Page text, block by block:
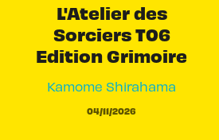
L'Atelier des
Sorciers T06
Edition Grimoire
Kamome Shirahama
04/11/2026